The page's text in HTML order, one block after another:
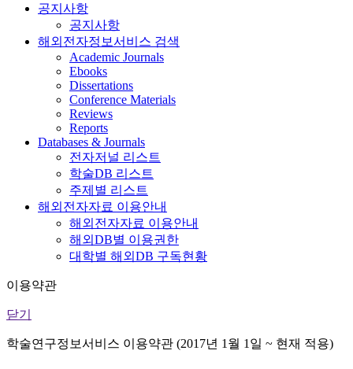
공지사항
공지사항
해외전자정보서비스 검색
Academic Journals
Ebooks
Dissertations
Conference Materials
Reviews
Reports
Databases & Journals
전자저널 리스트
학술DB 리스트
주제별 리스트
해외전자자료 이용안내
해외전자자료 이용안내
해외DB별 이용권한
대학별 해외DB 구독현황
이용약관
닫기
학술연구정보서비스 이용약관 (2017년 1월 1일 ~ 현재 적용)